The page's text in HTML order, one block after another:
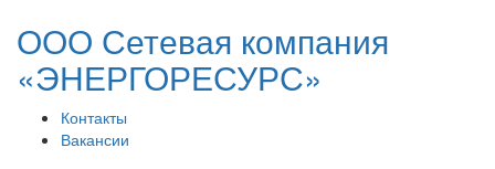
ООО Сетевая компания
«ЭНЕРГОРЕСУРС»
Контакты
Вакансии